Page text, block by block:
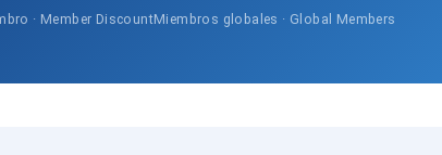
· Member DiscountMiembros globales · Global Members